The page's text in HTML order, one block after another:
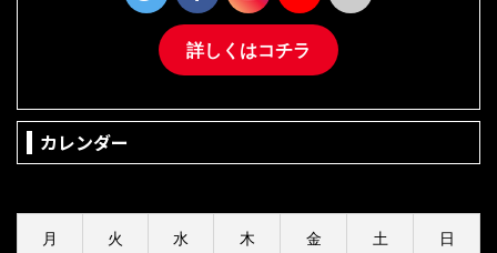
詳しくはコチラ
カレンダー
月 火 水 木 金 土 日